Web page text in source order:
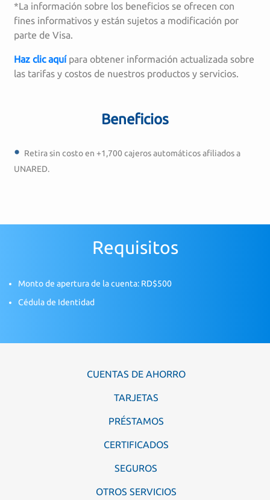
*La información sobre los beneficios se ofrecen con
fines informativos y están sujetos a modificación por
parte de Visa.
Haz clic aquípara obtener información actualizada sobre
las tarifas y costos de nuestros productos y servicios.
Beneficios
Retira sin costo en +1,700 cajeros automáticos afiliados a
UNARED.
Requisitos
Monto de apertura de la cuenta: RD$500
Cédula de Identidad
CUENTAS DE AHORRO
TARJETAS
PRÉSTAMOS
CERTIFICADOS
SEGUROS
OTROS SERVICIOS